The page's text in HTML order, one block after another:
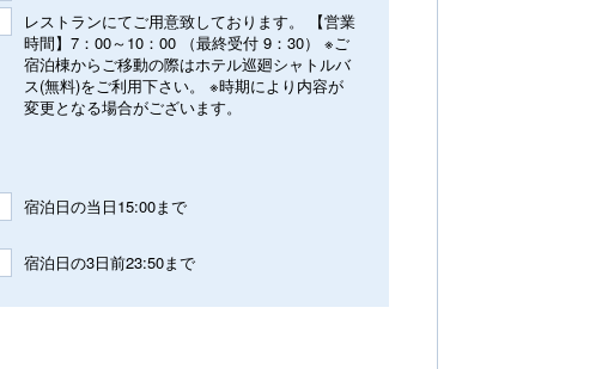
レストランにてご用意致しております。 【営業
時間】7：00～10：00 （最終受付 9：30） ※ご
宿泊棟からご移動の際はホテル巡廻シャトルバ
ス(無料)をご利用下さい。 ※時期により内容が
変更となる場合がございます。
宿泊日の当日15:00まで
宿泊日の3日前23:50まで